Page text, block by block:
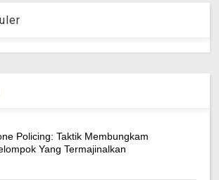
Policing: Taktik Membungkam
Yang Termajinalkan